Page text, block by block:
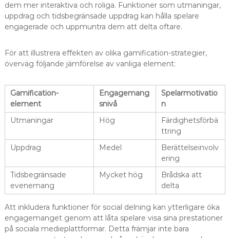
dem mer interaktiva och roliga. Funktioner som utmaningar,
uppdrag och tidsbegränsade uppdrag kan hålla spelare
engagerade och uppmuntra dem att delta oftare.
För att illustrera effekten av olika gamification-strategier,
överväg följande jämförelse av vanliga element:
Gamification-
element
Engagemang
snivå
Spelarmotivatio
n
Utmaningar
Hög
Färdighetsförbä
ttring
Uppdrag
Medel
Berättelseinvolv
ering
Tidsbegränsade
evenemang
Mycket hög
Brådska att
delta
Att inkludera funktioner för social delning kan ytterligare öka
engagemanget genom att låta spelare visa sina prestationer
på sociala medieplattformar. Detta främjar inte bara